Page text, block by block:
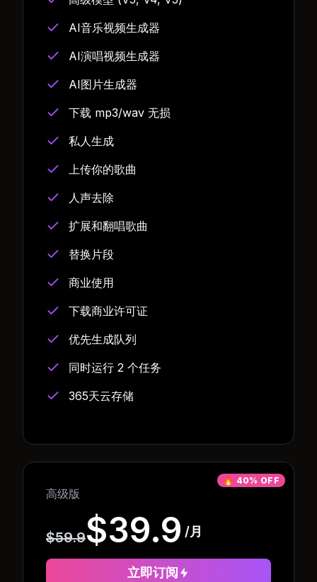
AI音乐视频生成器
AI演唱视频生成器
AI图片生成器
下载 mp3/wav 无损
私人生成
上传你的歌曲
人声去除
扩展和翻唱歌曲
替换片段
商业使用
下载商业许可证
优先生成队列
同时运行 2 个任务
365天云存储
🔥 40% OFF
高级版
$59.9$39.9 /月
立即订阅